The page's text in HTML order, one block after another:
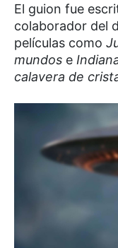
El guion fue
colaborador del
películas como
mundos e
calavera de